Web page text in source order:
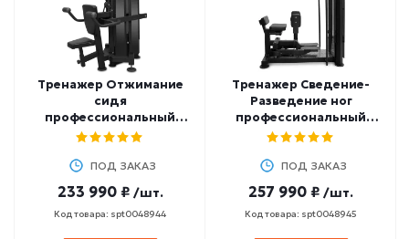
Тренажер Отжимание
сидя
профессиональный
BRONZE GYM PARTNER
ПОД ЗАКАЗ
233 990 ₽ /шт.
Код товара: spt0048944
Тренажер Сведение-
Разведение ног
профессиональный
BRONZE GYM PARTNER
ПОД ЗАКАЗ
257 990 ₽ /шт.
Код товара: spt0048945